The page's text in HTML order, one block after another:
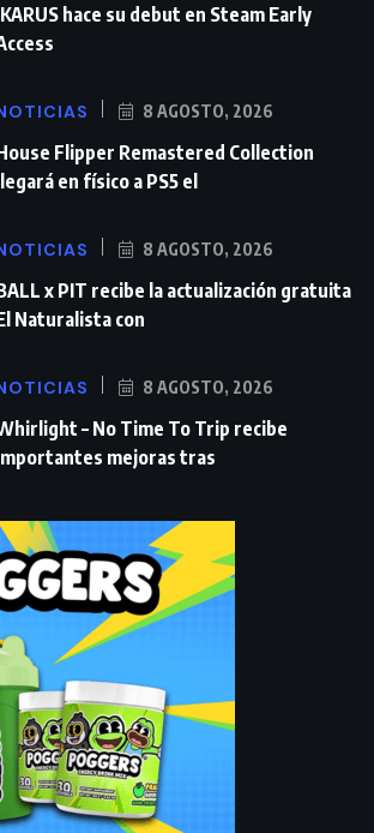
hace su debut en Steam Early
8 AGOSTO, 2026
Flipper Remastered Collection
en físico a PS5 el
8 AGOSTO, 2026
x PIT recibe la actualización gratuita
Naturalista con
8 AGOSTO, 2026
– No Time To Trip recibe
mejoras tras